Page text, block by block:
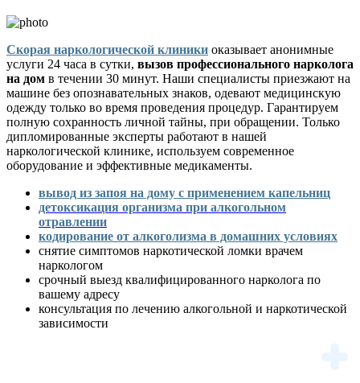
Скорая наркологической клиники оказывает анонимные
услуги 24 часа в сутки, вызов профессионального нарколога
на дом в течении 30 минут. Наши специалисты приезжают на
машине без опознавательных знаков, одевают медицинскую
одежду только во время проведения процедур. Гарантируем
полную сохранность личной тайны, при обращении. Только
дипломированные эксперты работают в нашей
наркологической клинике, используем современное
оборудование и эффективные медикаменты.
вывод из запоя на дому с применением капельниц
детоксикация организма при алкогольном
отравлении
кодирование от алкоголизма в домашних условиях
снятие симптомов наркотической ломки врачем
наркологом
срочный выезд квалифицированного нарколога по
вашему адресу
консультация по лечению алкогольной и наркотической
зависимости